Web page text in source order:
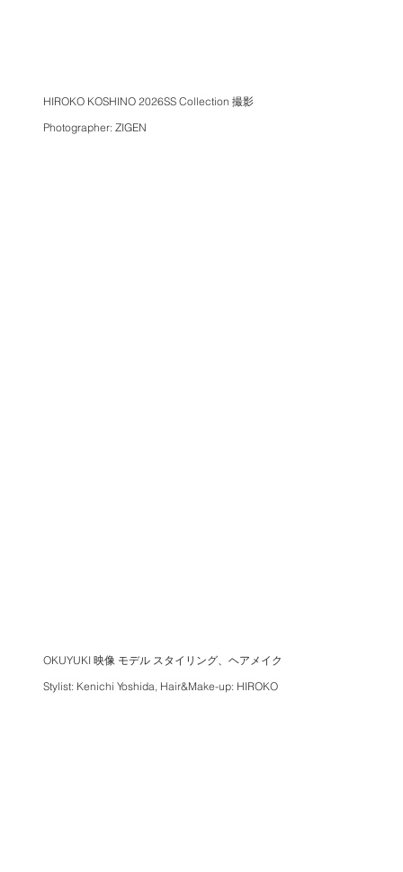
HIROKO KOSHINO 2026SS Collection 撮影
Photographer: ZIGEN
OKUYUKI 映像 モデル スタイリング、ヘアメイク
Stylist: Kenichi Yoshida, Hair&Make-up: HIROKO